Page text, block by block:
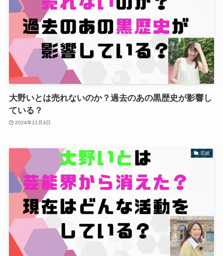
大野いとは売れないのか？過去のあの黒歴史が影響し
ている？
2024年11月3日
芸能